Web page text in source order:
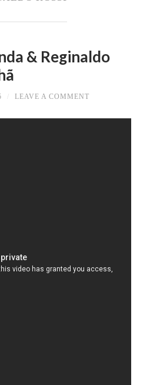
& Reginaldo
LEAVE A COMMENT